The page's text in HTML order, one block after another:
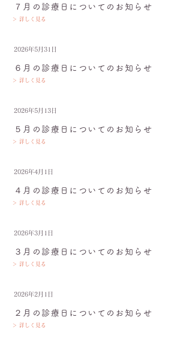
７月の診療日についてのお知らせ
＞ 詳しく見る
2026年5月31日
６月の診療日についてのお知らせ
＞ 詳しく見る
2026年5月13日
５月の診療日についてのお知らせ
＞ 詳しく見る
2026年4月1日
４月の診療日についてのお知らせ
＞ 詳しく見る
2026年3月1日
３月の診療日についてのお知らせ
＞ 詳しく見る
2026年2月1日
２月の診療日についてのお知らせ
＞ 詳しく見る